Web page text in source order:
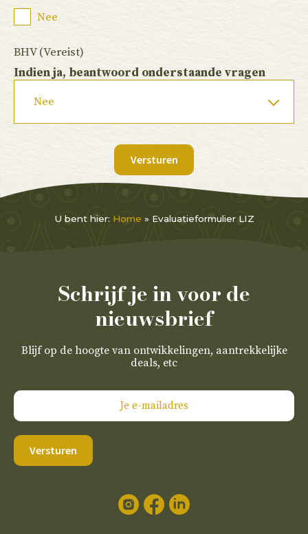
Nee
BHV(Vereist)
Indien ja, beantwoord onderstaande vragen
Versturen
U bent hier: Home » Evaluatieformulier LIZ
Schrijf je in voor de
nieuwsbrief
Blijf op de hoogte van ontwikkelingen, aantrekkelijke
deals, etc
Versturen